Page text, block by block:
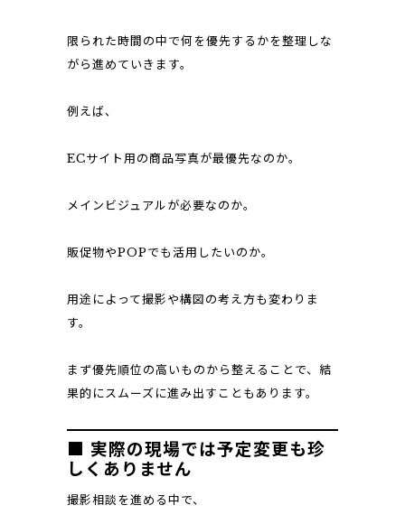
限られた時間の中で何を優先するかを整理しな
がら進めていきます。
例えば、
ECサイト用の商品写真が最優先なのか。
メインビジュアルが必要なのか。
販促物やPOPでも活用したいのか。
用途によって撮影や構図の考え方も変わりま
す。
まず優先順位の高いものから整えることで、結
果的にスムーズに進み出すこともあります。
■ 実際の現場では予定変更も珍
しくありません
撮影相談を進める中で、